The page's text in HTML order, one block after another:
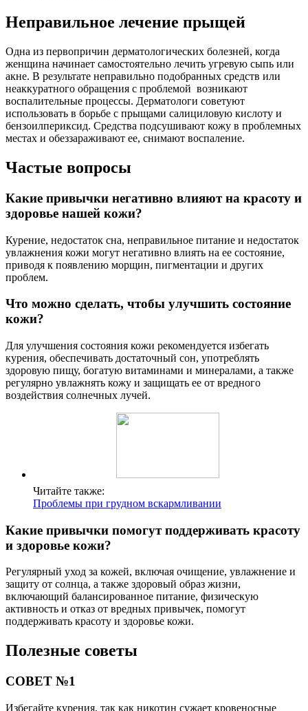
Неправильное лечение прыщей
Одна из первопричин дерматологических болезней, когда
женщина начинает самостоятельно лечить угревую сыпь или
акне. В результате неправильно подобранных средств или
неаккуратного обращения с проблемой возникают
воспалительные процессы. Дерматологи советуют
использовать в борьбе с прыщами салициловую кислоту и
бензоилпериксид. Средства подсушивают кожу в проблемных
местах и обеззараживают ее, снимают воспаление.
Частые вопросы
Какие привычки негативно влияют на красоту и
здоровье нашей кожи?
Курение, недостаток сна, неправильное питание и недостаток
увлажнения кожи могут негативно влиять на ее состояние,
приводя к появлению морщин, пигментации и других
проблем.
Что можно сделать, чтобы улучшить состояние
кожи?
Для улучшения состояния кожи рекомендуется избегать
курения, обеспечивать достаточный сон, употреблять
здоровую пищу, богатую витаминами и минералами, а также
регулярно увлажнять кожу и защищать ее от вредного
воздействия солнечных лучей.
Читайте также:
Проблемы при грудном вскармливании
Какие привычки помогут поддерживать красоту
и здоровье кожи?
Регулярный уход за кожей, включая очищение, увлажнение и
защиту от солнца, а также здоровый образ жизни,
включающий балансированное питание, физическую
активность и отказ от вредных привычек, помогут
поддерживать красоту и здоровье кожи.
Полезные советы
СОВЕТ №1
Избегайте курения, так как никотин сужает кровеносные